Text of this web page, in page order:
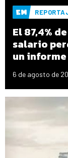
El 87,4%
salario
un informe
6 de agosto de